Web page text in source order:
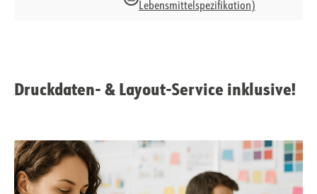
Lebensmittelspezifikation)
Druckdaten- & Layout-Service inklusive!